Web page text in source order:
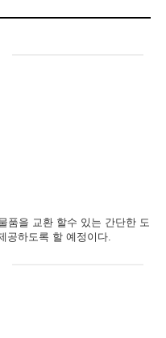
품을 교환 할수 있는 간단한 도
공하도록 할 예정이다.